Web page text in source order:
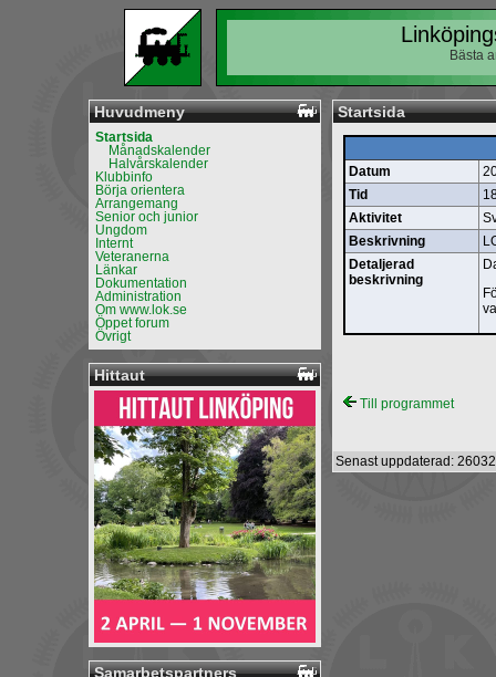
Bästa
Huvudmeny
Startsida
Månadskalender
Halvårskalender
Klubbinfo
Börja orientera
Arrangemang
Senior och junior
Ungdom
Internt
Veteranerna
Länkar
Dokumentation
Administration
Om www.lok.se
Öppet forum
Övrigt
Hittaut
Samarbetspartners
Startsida
Datum
Tid
Aktivitet
Beskrivning
Detaljerad
beskrivning
Till programmet
Senast uppdaterad: